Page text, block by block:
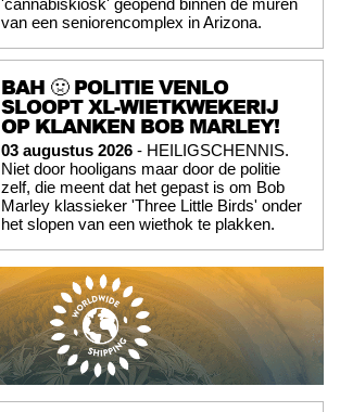
van een seniorencomplex in Arizona.
BAH 🤢 POLITIE VENLO
SLOOPT XL-WIETKWEKERIJ
OP KLANKEN BOB MARLEY!
03 augustus 2026 - HEILIGSCHENNIS.
Niet door hooligans maar door de politie
zelf, die meent dat het gepast is om Bob
Marley klassieker 'Three Little Birds' onder
het slopen van een wiethok te plakken.